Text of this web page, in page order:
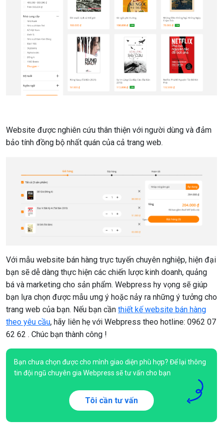
Website được nghiên cứu thân thiện với người dùng và đảm
bảo tính đồng bộ nhất quán của cả trang web.
Với mẫu website bán hàng trực tuyến chuyên nghiệp, hiện đại
bạn sẽ dễ dàng thực hiện các chiến lược kinh doanh, quảng
bá và marketing cho sản phẩm. Webpress hy vọng sẽ giúp
bạn lựa chọn được mẫu ưng ý hoặc nảy ra những ý tưởng cho
trang web của bạn. Nếu bạn cần thiết kế website bán hàng
theo yêu cầu, hãy liên hẹ với Webpress theo hotline: 0962 07
62 62 . Chúc bạn thành công !
Bạn chưa chọn được cho mình giao diện phù hợp? Để lại thông
tin đội ngũ chuyên gia Webpress sẽ tư vấn cho bạn
Tôi cần tư vấn